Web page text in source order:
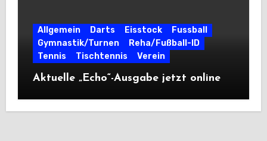
Allgemein Darts Eisstock
Fussball
Gymnastik/Turnen
Reha/Fußball-ID
Tennis
Tischtennis Verein
Aktuelle „Echo“-Ausgabe jetzt online